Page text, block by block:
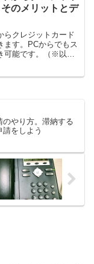
ると、...
のメリットとデ
らクレジットカード
ます。PCからでもス
可能です。（※以下
のやり方。滞納する
をしよう